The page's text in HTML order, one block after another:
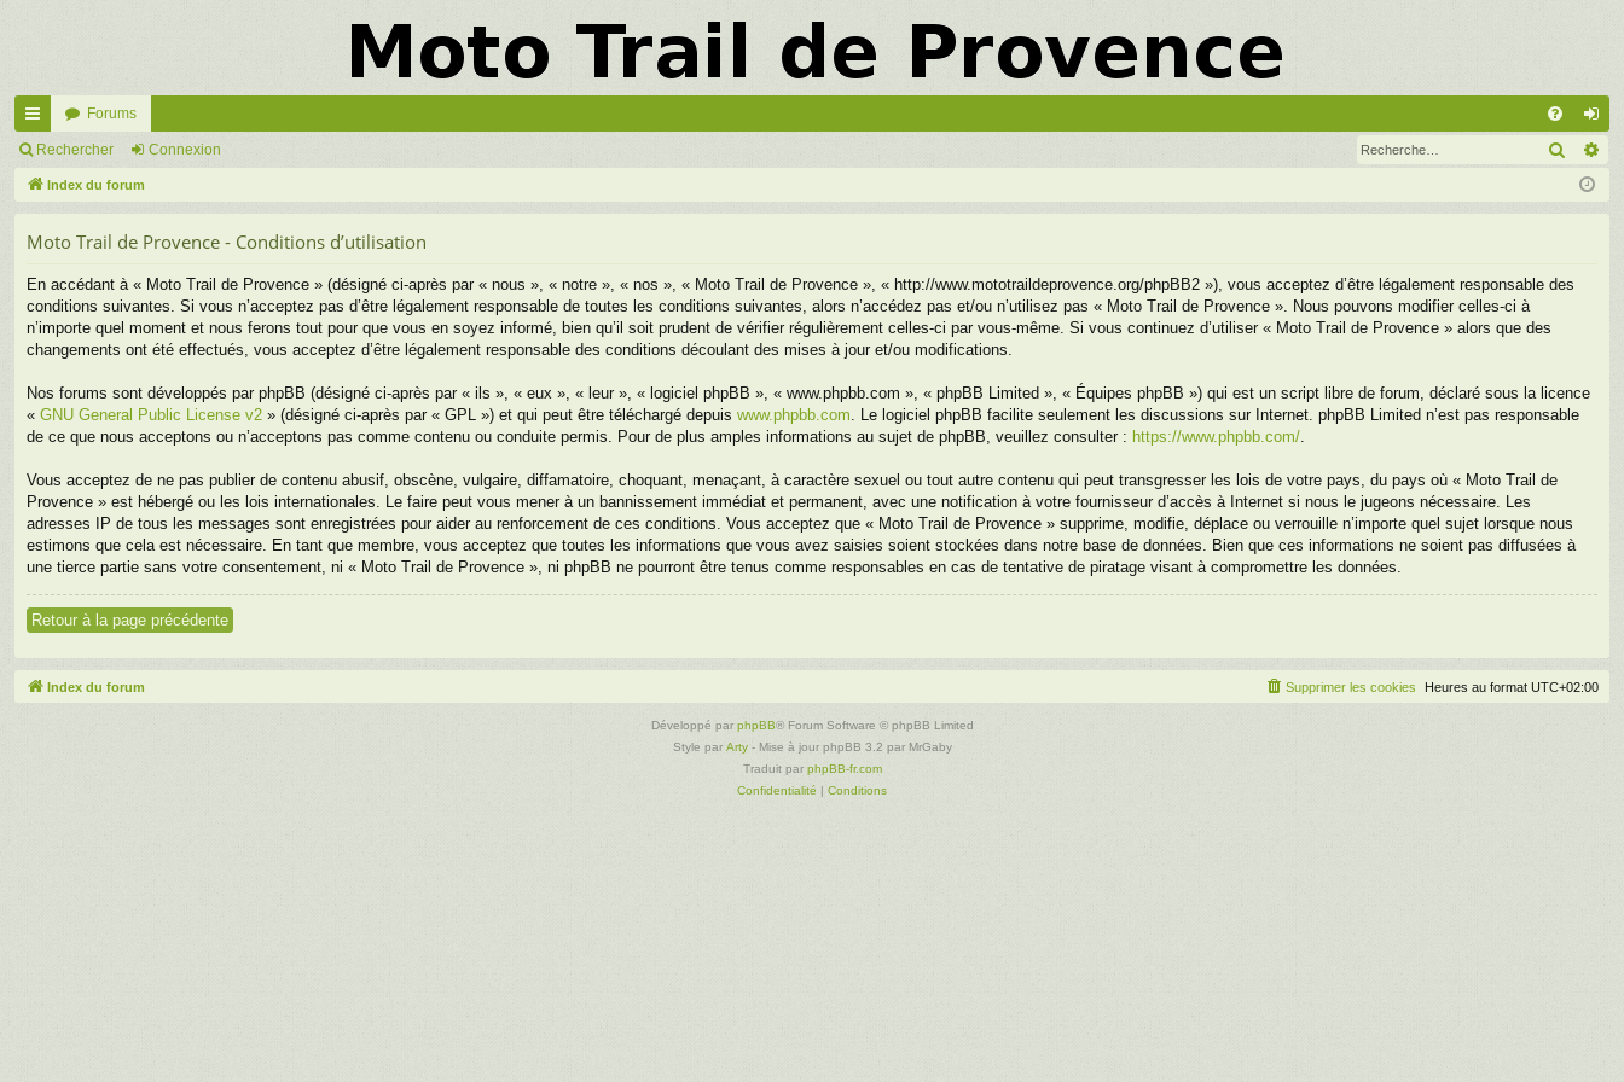
cc
ès
de
Forums
FA on
ne
Rechercher Connexion
Index du forum
Moto Trail de Provence - Conditions d’utilisation
En accédant à « Moto Trail de Provence » (désigné ci-après par « nous », « notre », « nos », « Moto Trail de Provence », « http://www.mototraildeprovence.org/phpBB2 »), vous acceptez d’être légalement responsable des
conditions suivantes. Si vous n’acceptez pas d’être légalement responsable de toutes les conditions suivantes, alors n’accédez pas et/ou n’utilisez pas « Moto Trail de Provence ». Nous pouvons modifier celles-ci à
n’importe quel moment et nous ferons tout pour que vous en soyez informé, bien qu’il soit prudent de vérifier régulièrement celles-ci par vous-même. Si vous continuez d’utiliser « Moto Trail de Provence » alors que des
changements ont été effectués, vous acceptez d’être légalement responsable des conditions découlant des mises à jour et/ou modifications.
Nos forums sont développés par phpBB (désigné ci-après par « ils », « eux », « leur », « logiciel phpBB », « www.phpbb.com », « phpBB Limited », « Équipes phpBB ») qui est un script libre de forum, déclaré sous la licence
« GNU General Public License v2 » (désigné ci-après par « GPL ») et qui peut être téléchargé depuis www.phpbb.com . Le logiciel phpBB facilite seulement les discussions sur Internet. phpBB Limited n’est pas responsable
de ce que nous acceptons ou n’acceptons pas comme contenu ou conduite permis. Pour de plus amples informations au sujet de phpBB, veuillez consulter : https://www.phpbb.com/
Vous acceptez de ne pas publier de contenu abusif, obscène, vulgaire, diffamatoire, choquant, menaçant, à caractère sexuel ou tout autre contenu qui peut transgresser les lois de votre pays, du pays où « Moto Trail de
Provence » est hébergé ou les lois internationales. Le faire peut vous mener à un bannissement immédiat et permanent, avec une notification à votre fournisseur d’accès à Internet si nous le jugeons nécessaire. Les
adresses IP de tous les messages sont enregistrées pour aider au renforcement de ces conditions. Vous acceptez que « Moto Trail de Provence » supprime, modifie, déplace ou verrouille n’importe quel sujet lorsque nous
estimons que cela est nécessaire. En tant que membre, vous acceptez que toutes les informations que vous avez saisies soient stockées dans notre base de données. Bien que ces informations ne soient pas diffusées à
une tierce partie sans votre consentement, ni « Moto Trail de Provence », ni phpBB ne pourront être tenus comme responsables en cas de tentative de piratage visant à compromettre les données.
Retour à la page précédente
Index du forum Heures au format UTC+02:00
Supprimer les cookies
Développé par phpBB® Forum Software © phpBB Limited
Style par Arty- Mise à jour phpBB 3.2 par MrGaby
Traduit par phpBB-fr.com
Confidentialité | Conditions